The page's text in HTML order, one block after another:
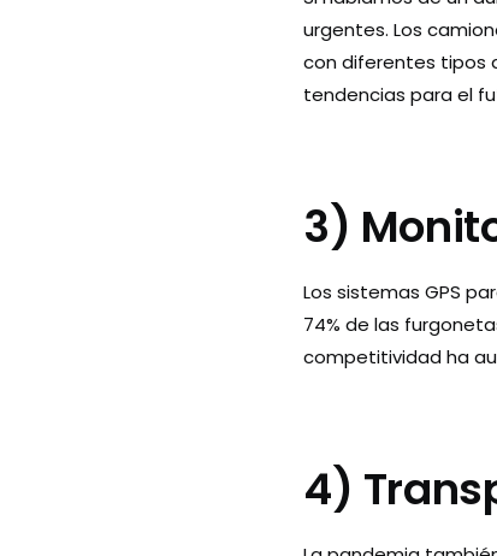
urgentes. Los
con diferentes tipos
tendencias para el
3)
Los sistemas GPS
74% de las
competitividad ha
4)